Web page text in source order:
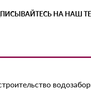
НА НАШ